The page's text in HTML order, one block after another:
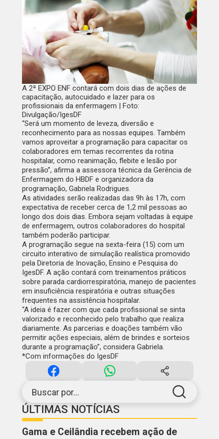
Buscar por...
ÚLTIMAS NOTÍCIAS
Gama e Ceilândia recebem ação de
A 2ª EXPO ENF contará com dois dias de ações de
capacitação, autocuidado e lazer para os
profissionais da enfermagem | Foto:
Divulgação/IgesDF
“Será um momento de leveza, diversão e
reconhecimento para as nossas equipes. Também
vamos aproveitar a programação para capacitar os
colaboradores em temas recorrentes da rotina
hospitalar, como reanimação, flebite e lesão por
pressão”, afirma a assessora técnica da Gerência de
Enfermagem do HBDF e organizadora da
programação, Gabriela Rodrigues.
As atividades serão realizadas das 9h às 17h, com
expectativa de receber cerca de 1,2 mil pessoas ao
longo dos dois dias. Embora sejam voltadas à equipe
de enfermagem, outros colaboradores do hospital
também poderão participar.
A programação segue na sexta-feira (15) com um
circuito interativo de simulação realística promovido
pela Diretoria de Inovação, Ensino e Pesquisa do
IgesDF. A ação contará com treinamentos práticos
sobre parada cardiorrespiratória, manejo de pacientes
em insuficiência respiratória e outras situações
frequentes na assistência hospitalar.
“A ideia é fazer com que cada profissional se sinta
valorizado e reconhecido pelo trabalho que realiza
diariamente. As parcerias e doações também vão
permitir ações especiais, além de brindes e sorteios
durante a programação”, considera Gabriela.
*Com informações do IgesDF